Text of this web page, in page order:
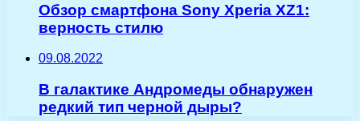
Обзор смартфона Sony Xperia XZ1:
верность стилю
09.08.2022
В галактике Андромеды обнаружен
редкий тип черной дыры?